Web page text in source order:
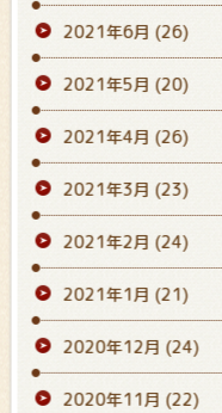
2021年6月 (26)
2021年5月 (20)
2021年4月 (26)
2021年3月 (23)
2021年2月 (24)
2021年1月 (21)
2020年12月 (24)
2020年11月 (22)